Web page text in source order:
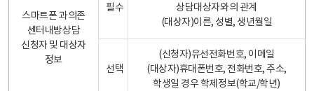
스마트폰 과의존
센터내방상담
신청자 및 대상자
정보
필수
상담대상자와의 관계
(대상자)이른, 성별, 생년월일
선택
(신청자)유선전화번호, 이메일
(대상자)휴대폰번호, 전화번호, 주소,
학생일 경우 학제정보(학교/학년)